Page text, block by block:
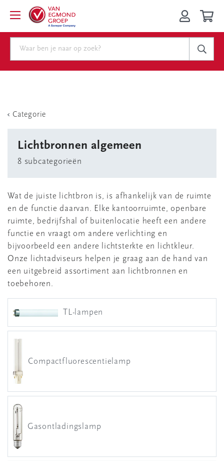
Categorie
Lichtbronnen algemeen
8 subcategorieën
Wat de juiste lichtbron is, is afhankelijk van de ruimte
en de functie daarvan. Elke kantoorruimte, openbare
ruimte, bedrijfshal of buitenlocatie heeft een andere
functie en vraagt om andere verlichting en
bijvoorbeeld een andere lichtsterkte en lichtkleur.
Onze lichtadviseurs helpen je graag aan de hand van
een uitgebreid assortiment aan lichtbronnen en
toebehoren.
TL-lampen
Compactfluorescentielamp
Gasontladingslamp